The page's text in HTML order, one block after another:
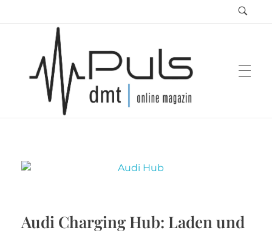
Puls Magazin
Zukunft der Mobilität
Audi Charging Hub: Laden und